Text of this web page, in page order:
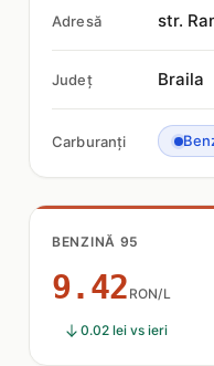
Adresă str.
Județ Braila
Carburanți
BENZINĂ 95
9.42 RON/L
0.02 lei vs ieri